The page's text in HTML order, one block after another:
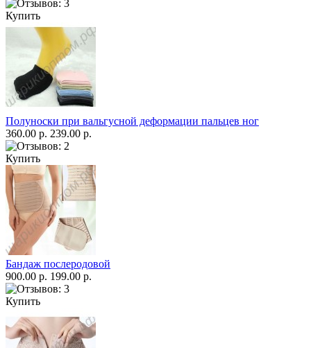
Купить
Полуноски при вальгусной деформации пальцев ног
360.00 р. 239.00 р.
Купить
Бандаж послеродовой
900.00 р. 199.00 р.
Купить